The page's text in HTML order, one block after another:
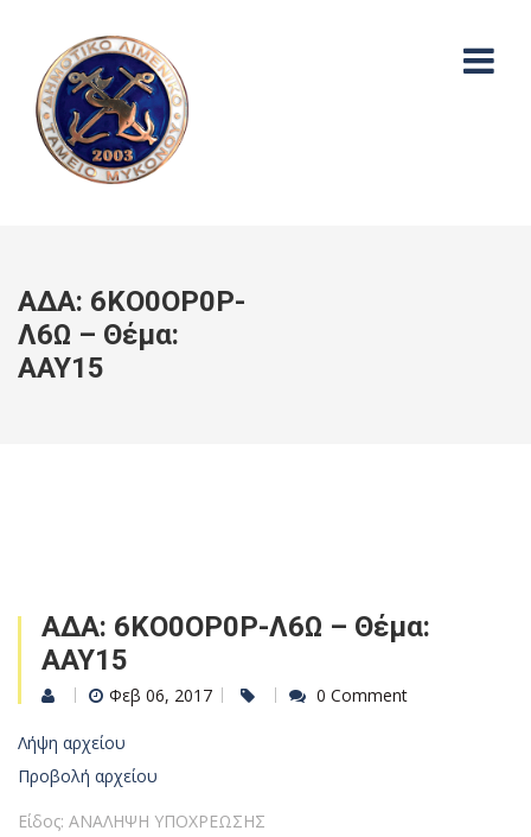
ΑΔΑ: 6ΚΟ0ΟΡ0Ρ-
Λ6Ω – Θέμα:
ΑΑΥ15
ΑΔΑ: 6ΚΟ0ΟΡ0Ρ-Λ6Ω – Θέμα:
ΑΑΥ15
Φεβ 06, 2017 0 Comment
Λήψη αρχείου
Προβολή αρχείου
Είδος: ΑΝΑΛΗΨΗ ΥΠΟΧΡΕΩΣΗΣ